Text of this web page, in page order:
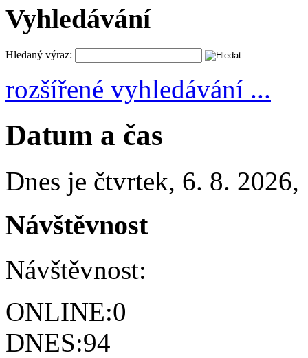
Vyhledávání
Hledaný výraz:
rozšířené vyhledávání ...
Datum a čas
Dnes je čtvrtek, 6. 8. 2026,
Návštěvnost
Návštěvnost:
ONLINE:0
DNES:94